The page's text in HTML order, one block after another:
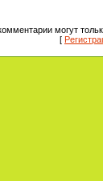
могут
[